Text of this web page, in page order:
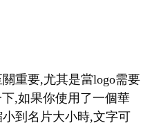
重要,尤其是當logo需要
,如果你使用了一個華
到名片大小時,文字可